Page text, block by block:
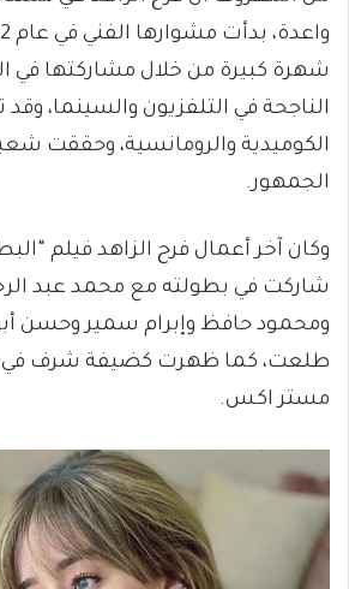
شهرة كبيرة من خلال مشاركتها في
الناجحة في التلفزيون والسينما، وقد
الكوميدية والرومانسية، وحققت
الجمهور.
وكان آخر أعمال فرح الزاهد فيلم
شاركت في بطولته مع محمد عبد
ومحمود حافظ وإبرام سمير وحسن
طلعت، كما ظهرت كضيفة شرف في
مستر اكس.